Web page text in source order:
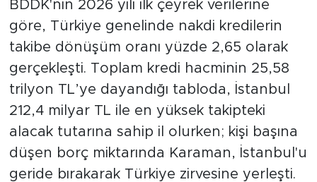
BDDK'nın 2026 yılı ilk çeyrek verilerine
göre, Türkiye genelinde nakdi kredilerin
takibe dönüşüm oranı yüzde 2,65 olarak
gerçekleşti. Toplam kredi hacminin 25,58
trilyon TL’ye dayandığı tabloda, İstanbul
212,4 milyar TL ile en yüksek takipteki
alacak tutarına sahip il olurken; kişi başına
düşen borç miktarında Karaman, İstanbul'u
geride bırakarak Türkiye zirvesine yerleşti.